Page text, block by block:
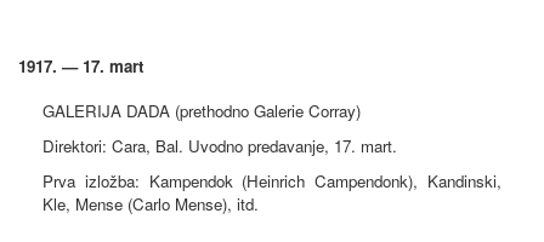
1917. — 17. mart
GALERIJA DADA (prethodno Galerie Corray)
Direktori: Cara, Bal. Uvodno predavanje, 17. mart.
Prva izložba: Kampendok (Heinrich Campendonk), Kandinski,
Kle, Mense (Carlo Mense), itd.